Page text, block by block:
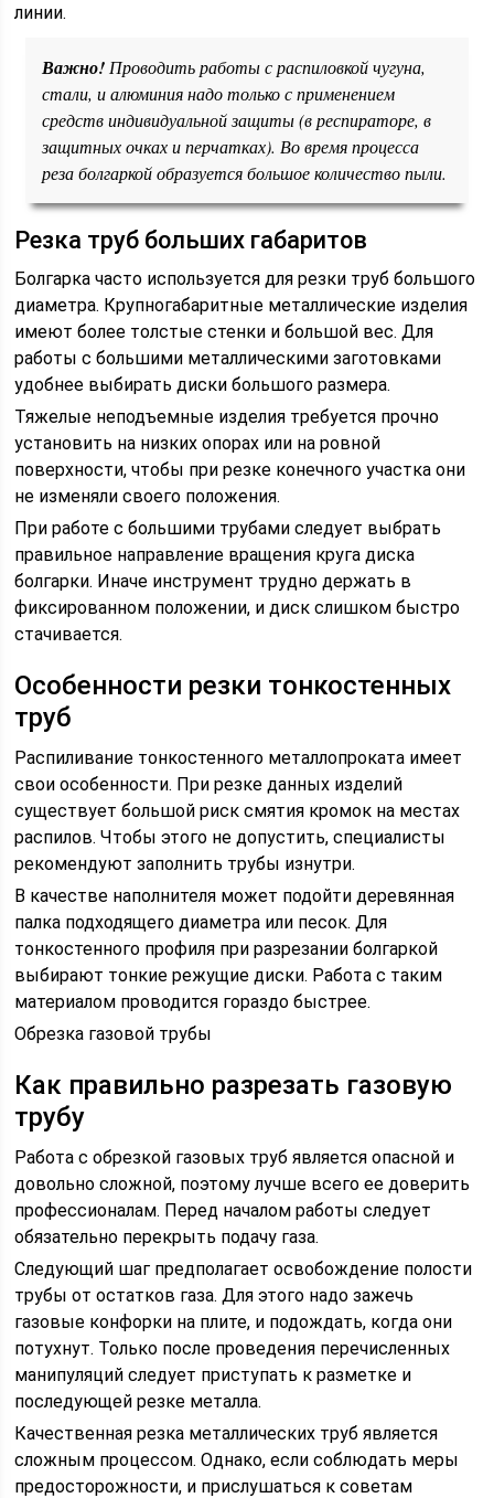
линии.
Важно! Проводить работы с распиловкой чугуна,
стали, и алюминия надо только с применением
средств индивидуальной защиты (в респираторе, в
защитных очках и перчатках). Во время процесса
реза болгаркой образуется большое количество пыли.
Резка труб больших габаритов
Болгарка часто используется для резки труб большого
диаметра. Крупногабаритные металлические изделия
имеют более толстые стенки и большой вес. Для
работы с большими металлическими заготовками
удобнее выбирать диски большого размера.
Тяжелые неподъемные изделия требуется прочно
установить на низких опорах или на ровной
поверхности, чтобы при резке конечного участка они
не изменяли своего положения.
При работе с большими трубами следует выбрать
правильное направление вращения круга диска
болгарки. Иначе инструмент трудно держать в
фиксированном положении, и диск слишком быстро
стачивается.
Особенности резки тонкостенных
труб
Распиливание тонкостенного металлопроката имеет
свои особенности. При резке данных изделий
существует большой риск смятия кромок на местах
распилов. Чтобы этого не допустить, специалисты
рекомендуют заполнить трубы изнутри.
В качестве наполнителя может подойти деревянная
палка подходящего диаметра или песок. Для
тонкостенного профиля при разрезании болгаркой
выбирают тонкие режущие диски. Работа с таким
материалом проводится гораздо быстрее.
Обрезка газовой трубы
Как правильно разрезать газовую
трубу
Работа с обрезкой газовых труб является опасной и
довольно сложной, поэтому лучше всего ее доверить
профессионалам. Перед началом работы следует
обязательно перекрыть подачу газа.
Следующий шаг предполагает освобождение полости
трубы от остатков газа. Для этого надо зажечь
газовые конфорки на плите, и подождать, когда они
потухнут. Только после проведения перечисленных
манипуляций следует приступать к разметке и
последующей резке металла.
Качественная резка металлических труб является
сложным процессом. Однако, если соблюдать меры
предосторожности, и прислушаться к советам